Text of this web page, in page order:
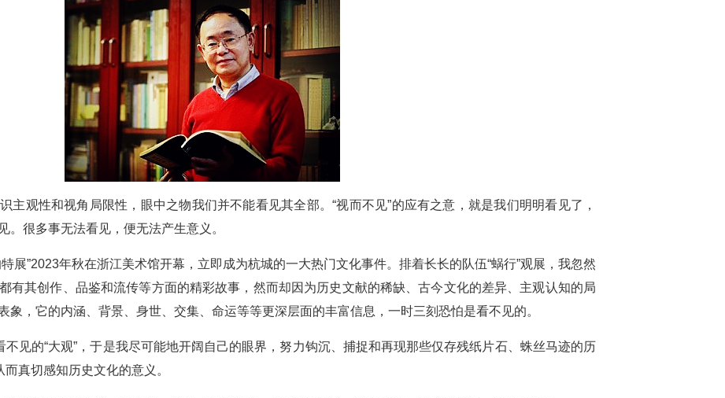
主观性和视角局限性，眼中之物我们并不能看见其全部。“视而不见”的应有之意，就是我们明明看见了，
。很多事无法看见，便无法产生意义。
”2023年秋在浙江美术馆开幕，立即成为杭城的一大热门文化事件。排着长长的队伍“蜗行”观展，我忽然
有其创作、品鉴和流传等方面的精彩故事，然而却因为历史文献的稀缺、古今文化的差异、主观认知的局
象，它的内涵、背景、身世、交集、命运等等更深层面的丰富信息，一时三刻恐怕是看不见的。
不见的“大观”，于是我尽可能地开阔自己的眼界，努力钩沉、捕捉和再现那些仅存残纸片石、蛛丝马迹的历
真切感知历史文化的意义。